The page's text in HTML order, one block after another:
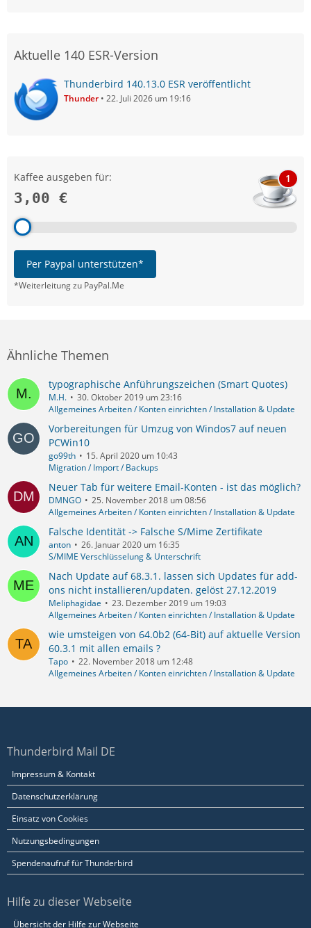
Aktuelle 140 ESR-Version
Thunderbird 140.13.0 ESR veröffentlicht
Thunder 22. Juli 2026 um 19:16
Kaffee ausgeben für:
3,00 €
1
Per Paypal unterstützen*
*Weiterleitung zu PayPal.Me
Ähnliche Themen
typographische Anführungszeichen (Smart Quotes)
M.H.
30. Oktober 2019 um 23:16
Allgemeines Arbeiten / Konten einrichten / Installation & Update
Vorbereitungen für Umzug von Windos7 auf neuen
PCWin10
go99th
15. April 2020 um 10:43
Migration / Import / Backups
Neuer Tab für weitere Email-Konten - ist das möglich?
DMNGO
25. November 2018 um 08:56
Allgemeines Arbeiten / Konten einrichten / Installation & Update
Falsche Identität -> Falsche S/Mime Zertifikate
anton
26. Januar 2020 um 16:35
S/MIME Verschlüsselung & Unterschrift
Nach Update auf 68.3.1. lassen sich Updates für add-
ons nicht installieren/updaten. gelöst 27.12.2019
Meliphagidae
23. Dezember 2019 um 19:03
Allgemeines Arbeiten / Konten einrichten / Installation & Update
wie umsteigen von 64.0b2 (64-Bit) auf aktuelle Version
60.3.1 mit allen emails ?
Tapo
22. November 2018 um 12:48
Allgemeines Arbeiten / Konten einrichten / Installation & Update
Thunderbird Mail DE
Impressum & Kontakt
Datenschutzerklärung
Einsatz von Cookies
Nutzungsbedingungen
Spendenaufruf für Thunderbird
Hilfe zu dieser Webseite
Übersicht der Hilfe zur Webseite